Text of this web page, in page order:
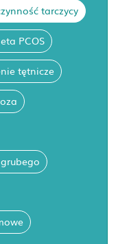
tarczycy
PCOS
tętnicze